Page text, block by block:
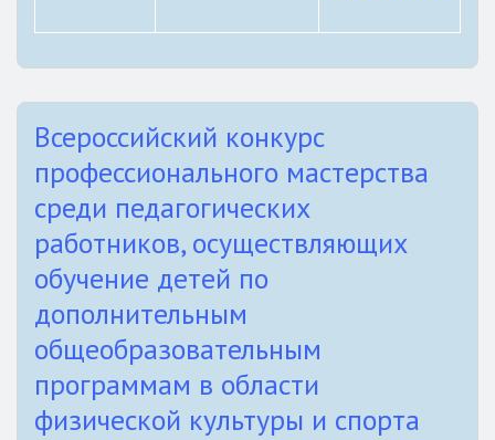
Всероссийский конкурс
профессионального мастерства
среди педагогических
работников, осуществляющих
обучение детей по
дополнительным
общеобразовательным
программам в области
физической культуры и спорта